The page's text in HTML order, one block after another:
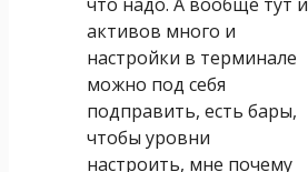
активов много и
настройки в терминале
можно под себя
подправить, есть бары,
чтобы уровни
настроить, мне почему